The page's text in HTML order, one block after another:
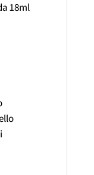
18ml